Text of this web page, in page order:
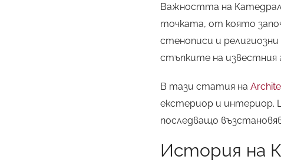
Важността на
точката, от която
стенописи и
стъпките на известния
В тази статия на
екстериор и интериор.
последващо
История на